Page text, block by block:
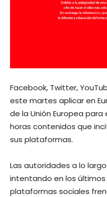
Facebook, Twitter,
este martes aplicar en
de la Unión Europea
horas contenidos que
sus plataformas.
Las autoridades a lo
intentando en los
plataformas sociales